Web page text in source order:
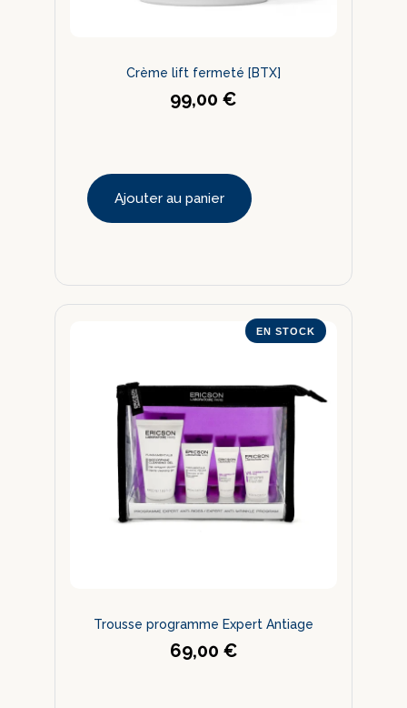
Crème lift fermeté [BTX]
99,00 €
Ajouter au panier
EN STOCK
Trousse programme Expert Antiage
69,00 €